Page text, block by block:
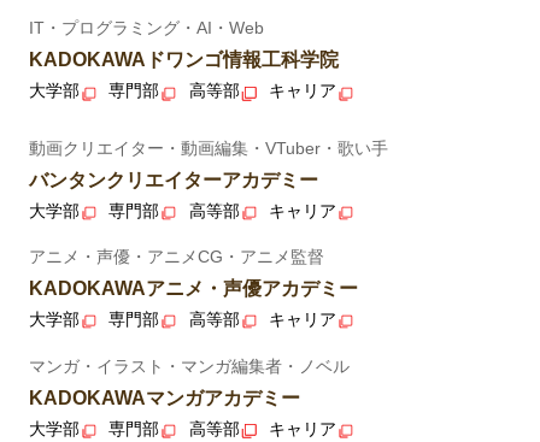
IT・プログラミング・AI・Web
KADOKAWAドワンゴ情報工科学院
大学部 専門部 高等部 キャリア
動画クリエイター・動画編集・VTuber・歌い手
バンタンクリエイターアカデミー
大学部 専門部 高等部 キャリア
アニメ・声優・アニメCG・アニメ監督
KADOKAWAアニメ・声優アカデミー
大学部 専門部 高等部 キャリア
マンガ・イラスト・マンガ編集者・ノベル
KADOKAWAマンガアカデミー
大学部 専門部 高等部 キャリア